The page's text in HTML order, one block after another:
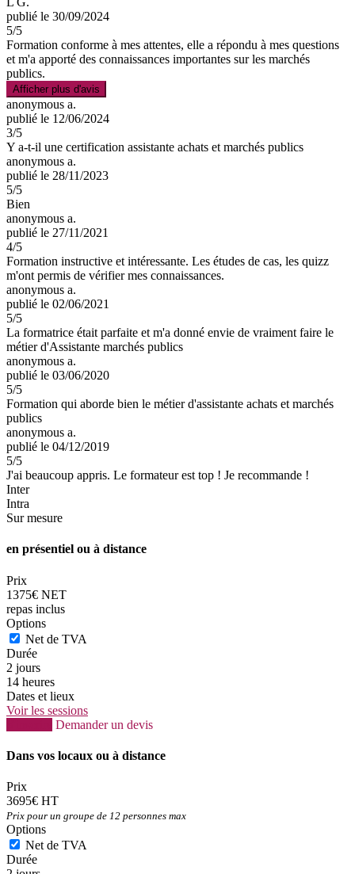
publié le 30/09/2024
5/5
Formation conforme à mes attentes, elle a répondu à mes questions
et m'a apporté des connaissances importantes sur les marchés
publics.
Afficher plus d'avis
anonymous a.
publié le 12/06/2024
3/5
Y a-t-il une certification assistante achats et marchés publics
anonymous a.
publié le 28/11/2023
5/5
Bien
anonymous a.
publié le 27/11/2021
4/5
Formation instructive et intéressante. Les études de cas, les quizz
m'ont permis de vérifier mes connaissances.
anonymous a.
publié le 02/06/2021
5/5
La formatrice était parfaite et m'a donné envie de vraiment faire le
métier d'Assistante marchés publics
anonymous a.
publié le 03/06/2020
5/5
Formation qui aborde bien le métier d'assistante achats et marchés
publics
anonymous a.
publié le 04/12/2019
5/5
J'ai beaucoup appris. Le formateur est top ! Je recommande !
Inter
Intra
Sur mesure
en présentiel ou à distance
Prix
1375€ NET
repas inclus
Options
Net de TVA
Durée
2 jours
14 heures
Dates et lieux
Voir les sessions
Demander un devis
Dans vos locaux ou à distance
Prix
3695€ HT
Prix pour un groupe de 12 personnes max
Options
Net de TVA
Durée